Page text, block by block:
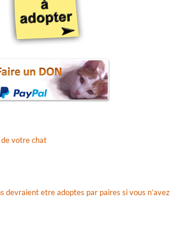
de votre chat
devraient etre adoptes par paires si vous n’avez